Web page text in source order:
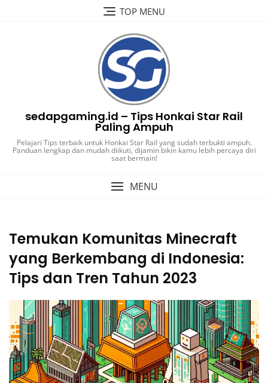
TOP MENU
sedapgaming.id – Tips Honkai Star Rail
Paling Ampuh
Pelajari Tips terbaik untuk Honkai Star Rail yang sudah terbukti ampuh.
Panduan lengkap dan mudah diikuti, dijamin bikin kamu lebih percaya diri
saat bermain!
MENU
Temukan Komunitas Minecraft
yang Berkembang di Indonesia:
Tips dan Tren Tahun 2023